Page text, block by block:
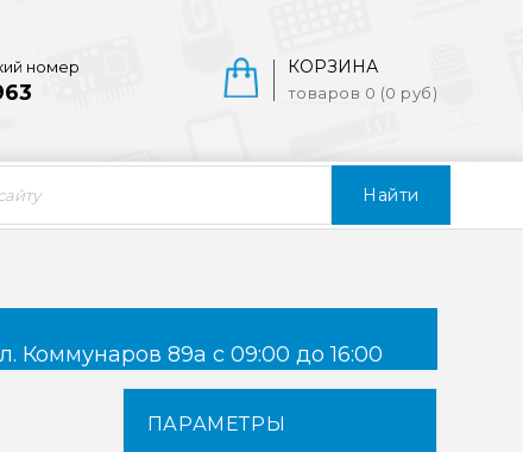
Найти
КОРЗИНА
товаров 0 (0 руб)
номер
Коммунаров 89а с 09:00 до 16:00
ПАРАМЕТРЫ